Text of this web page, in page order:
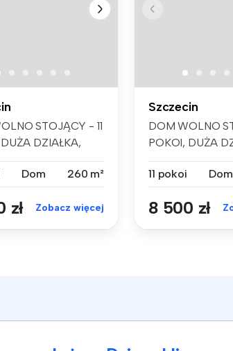
STOJĄCY - 11
DZIAŁKA,
Dom 260 m²
zł Zobacz więcej
Szczecin
DOM WOLNO
POKOI, DUŻA
11 pokoi
Dom
8 500 zł